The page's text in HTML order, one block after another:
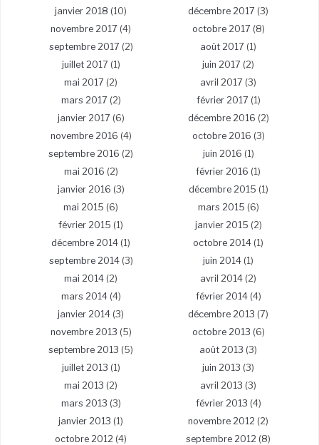
janvier 2018 (10) décembre 2017 (3)
novembre 2017 (4) octobre 2017 (8)
septembre 2017 (2) août 2017 (1)
juillet 2017 (1) juin 2017 (2)
mai 2017 (2) avril 2017 (3)
mars 2017 (2) février 2017 (1)
janvier 2017 (6) décembre 2016 (2)
novembre 2016 (4) octobre 2016 (3)
septembre 2016 (2) juin 2016 (1)
mai 2016 (2) février 2016 (1)
janvier 2016 (3) décembre 2015 (1)
mai 2015 (6) mars 2015 (6)
février 2015 (1) janvier 2015 (2)
décembre 2014 (1) octobre 2014 (1)
septembre 2014(3) juin 2014 (1)
mai 2014 (2) avril 2014 (2)
mars 2014(4) février 2014(4)
janvier 2014 (3) décembre 2013 (7)
novembre 2013 (5) octobre 2013 (6)
septembre 2013 (5) août 2013 (3)
juillet 2013 (1) juin 2013 (3)
mai 2013 (2) avril 2013 (3)
mars 2013 (3) février 2013 (4)
janvier 2013 (1) novembre 2012 (2)
octobre 2012 (4) septembre 2012 (8)